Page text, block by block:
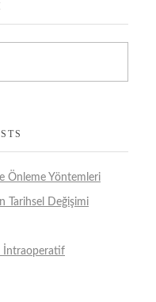
Önleme Yöntemleri
Tarihsel Değişimi
İntraoperatif